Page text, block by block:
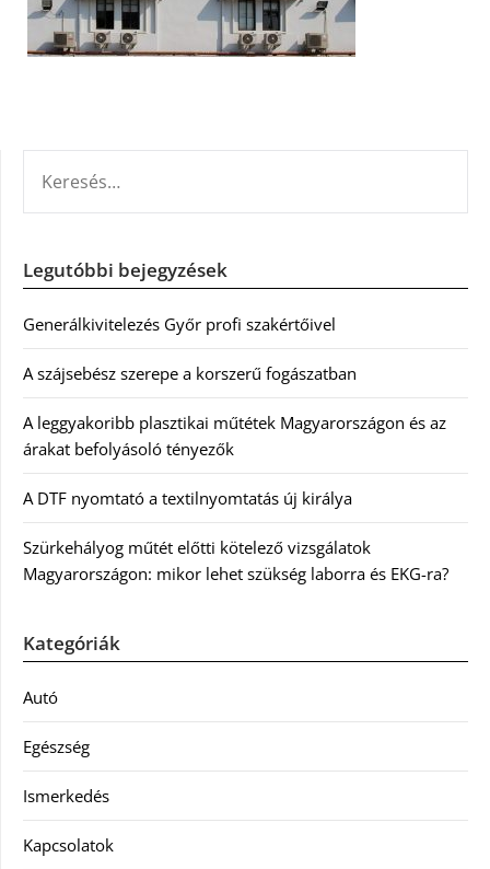
Legutóbbi bejegyzések
Generálkivitelezés Győr profi szakértőivel
A szájsebész szerepe a korszerű fogászatban
A leggyakoribb plasztikai műtétek Magyarországon és az
árakat befolyásoló tényezők
A DTF nyomtató a textilnyomtatás új királya
Szürkehályog műtét előtti kötelező vizsgálatok
Magyarországon: mikor lehet szükség laborra és EKG-ra?
Kategóriák
Autó
Egészség
Ismerkedés
Kapcsolatok